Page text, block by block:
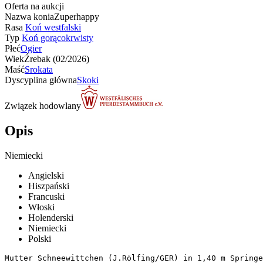
Oferta na aukcji
Nazwa koniaZuperhappy
Rasa Koń westfalski
Typ Koń gorącokrwisty
PłećOgier
WiekŹrebak (02/2026)
MaśćSrokata
Dyscyplina głównaSkoki
Związek hodowlany
Opis
Niemiecki
Angielski
Hiszpański
Francuski
Włoski
Holenderski
Niemiecki
Polski
Mutter Schneewittchen (J.Rölfing/GER) in 1,40 m